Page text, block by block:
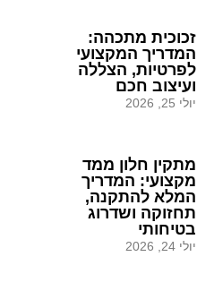
זכוכית מתכהה:
המדריך המקצועי
לפרטיות, הצללה
ועיצוב חכם
יולי 25, 2026
מתקין חלון ממד
מקצועי: המדריך
המלא להתקנה,
תחזוקה ושדרוג
בטיחותי
יולי 24, 2026